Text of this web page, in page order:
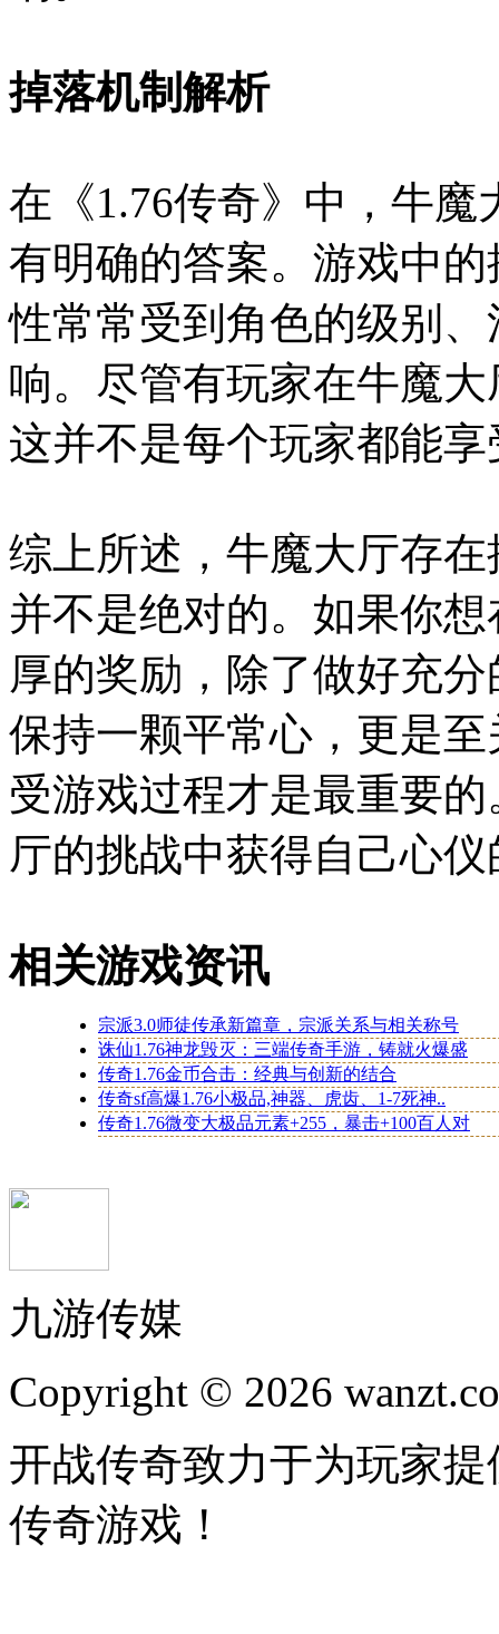
掉落机制解析
在《1.76传奇》中，牛
有明确的答案。游戏中
性常常受到角色的级别
响。尽管有玩家在牛魔
这并不是每个玩家都能
综上所述，牛魔大厅存
并不是绝对的。如果你
厚的奖励，除了做好充
保持一颗平常心，更是
受游戏过程才是最重要
厅的挑战中获得自己心
相关游戏资讯
宗派3.0师徒传承新篇章，宗派关系与相关称号
诛仙1.76神龙毁灭：三端传奇手游，铸就火爆盛
传奇1.76金币合击：经典与创新的结合
传奇sf高爆1.76小极品,神器、虎齿、1-7死神..
传奇1.76微变大极品元素+255，暴击+100百人对
九游传媒
Copyright © 2026
开战传奇致力于为玩家
传奇游戏！